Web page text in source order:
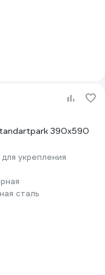
390х590
для укрепления
сталь